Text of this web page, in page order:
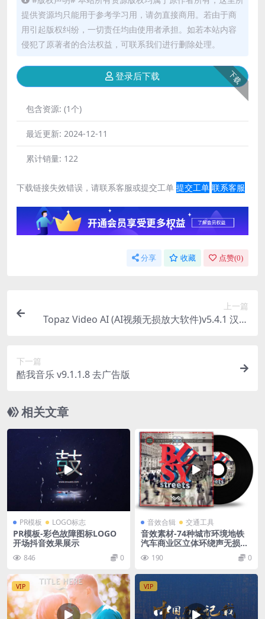
提供资源均只能用于参考学习用，请勿直接商用。若由于商
用引起版权纠纷，一切责任均由使用者承担。如若本站内容
侵犯了原著者的合法权益，可联系我们进行删除处理。
下载
登录后下载
包含资源: (1个)
最近更新: 2024-12-11
累计销量: 122
下载链接失效错误，请联系客服或提交工单 提交工单 联系客服
分享 收藏 点赞(0)
上一篇
Topaz Video AI (AI视频无损放大软件)v5.4.1 汉化
下一篇
酷我音乐 v9.1.1.8 去广告版
相关文章
PR模板 LOGO标志
PR模板-彩色故障图标LOGO
开场抖音效果展示
846 0
音效合辑 交通工具
音效素材-74种城市环境地铁
汽车商业区立体环绕声无损音
190 0
VIP VIP